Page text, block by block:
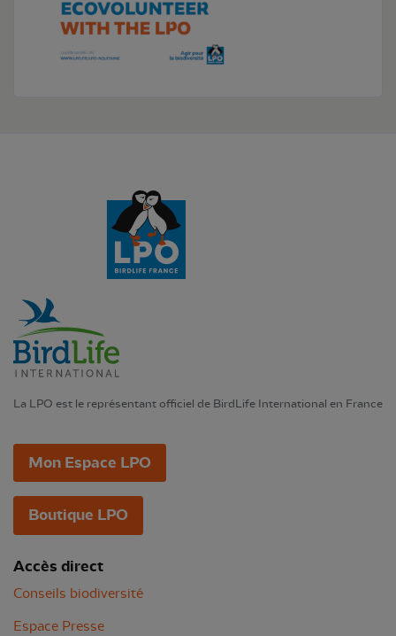
La LPO est le représentant officiel de BirdLife International en France
Mon Espace LPO
Boutique LPO
Accès direct
Conseils biodiversité
Espace Presse